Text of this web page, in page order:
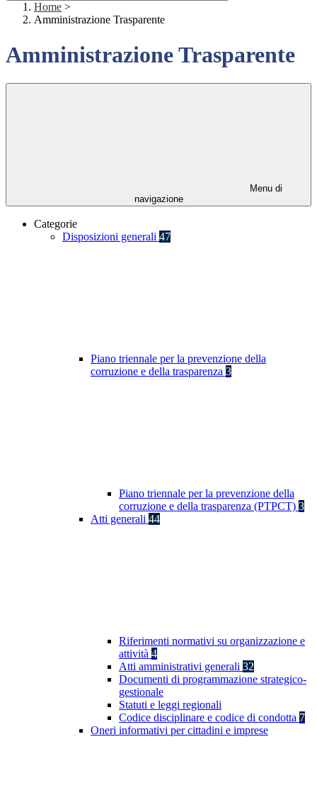
Home >
Amministrazione Trasparente
Amministrazione Trasparente
Menu di
navigazione
Categorie
Disposizioni generali 47
Piano triennale per la prevenzione della
corruzione e della trasparenza 3
Piano triennale per la prevenzione della
corruzione e della trasparenza (PTPCT) 3
Atti generali 44
Riferimenti normativi su organizzazione e
attività 4
Atti amministrativi generali 32
Documenti di programmazione strategico-
gestionale
Statuti e leggi regionali
Codice disciplinare e codice di condotta 7
Oneri informativi per cittadini e imprese